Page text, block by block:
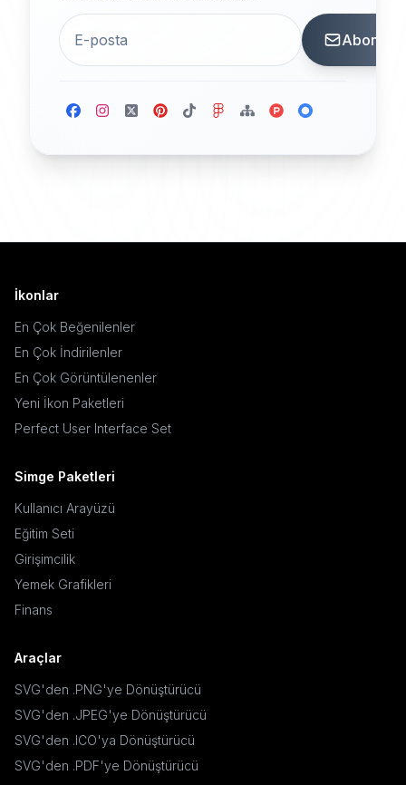
Abone
İkonlar
En Çok Beğenilenler
En Çok İndirilenler
En Çok Görüntülenenler
Yeni İkon Paketleri
Perfect User Interface Set
Simge Paketleri
Kullanıcı Arayüzü
Eğitim Seti
Girişimcilik
Yemek Grafikleri
Finans
Araçlar
SVG'den .PNG'ye Dönüştürücü
SVG'den .JPEG'ye Dönüştürücü
SVG'den .ICO'ya Dönüştürücü
SVG'den .PDF'ye Dönüştürücü